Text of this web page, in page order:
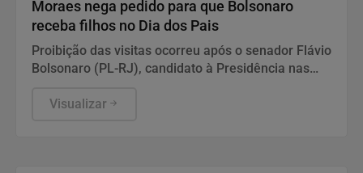
Moraes nega pedido para que Bolsonaro
receba filhos no Dia dos Pais
Proibição das visitas ocorreu após o senador Flávio
Bolsonaro (PL-RJ), candidato à Presidência nas
uma carta manuscrita assinada pelo pai.
Visualizar